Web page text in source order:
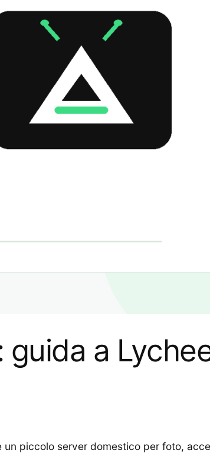
a
piccolo server domestico per foto,